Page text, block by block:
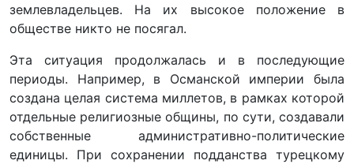
землевладельцев. На их высокое положение в
обществе никто не посягал.
Эта ситуация продолжалась и в последующие
периоды. Например, в Османской империи была
создана целая система миллетов, в рамках которой
отдельные религиозные общины, по сути, создавали
собственные административно-политические
единицы. При сохранении подданства турецкому